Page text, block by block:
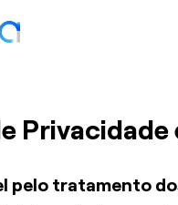
Privacidade
pelo tratamento